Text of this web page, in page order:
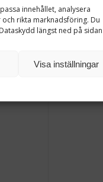
innehållet, analysera
rikta marknadsföring. Du
längst ned på
Visa inställningar